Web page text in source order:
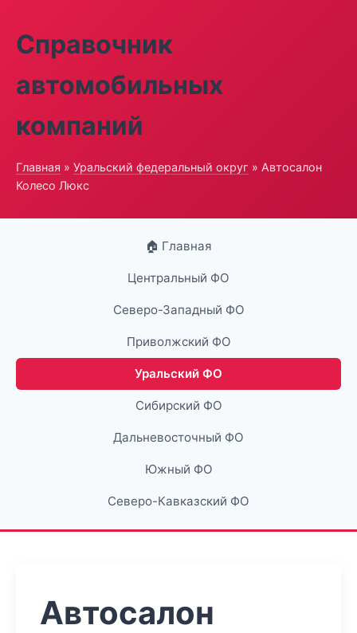
Справочник
автомобильных
компаний
Главная » Уральский федеральный округ » Автосалон
Колесо Люкс
🏠 Главная
Центральный ФО
Северо-Западный ФО
Приволжский ФО
Уральский ФО
Сибирский ФО
Дальневосточный ФО
Южный ФО
Северо-Кавказский ФО
Автосалон